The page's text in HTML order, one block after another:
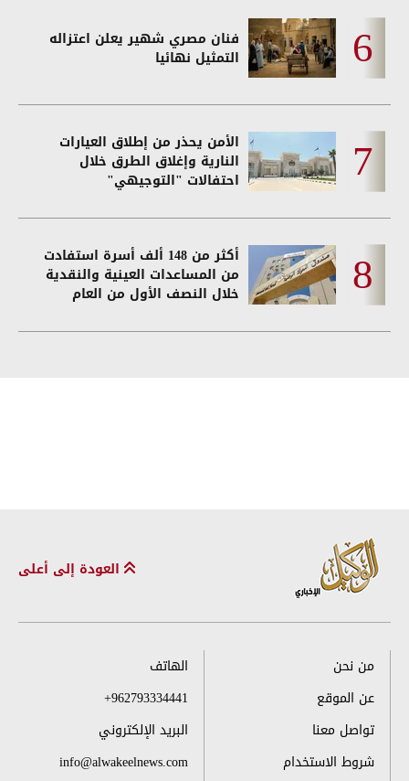
فنان مصري شهير يعلن اعتزاله
التمثيل نهائيا
الأمن يحذر من إطلاق العيارات
النارية وإغلاق الطرق خلال
احتفالات "التوجيهي"
أكثر من 148 ألف أسرة استفادت
من المساعدات العينية والنقدية
خلال النصف الأول من العام
العودة إلى أعلى
من نحن
عن الموقع
تواصل معنا
شروط الاستخدام
الهاتف
+962793334441
البريد الإلكتروني
info@alwakeelnews.com